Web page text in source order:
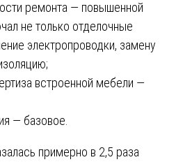
ремонта — повышенной
не только отделочные
электропроводки, замену
встроенной мебели —
— базовое.
примерно в 2,5 раза